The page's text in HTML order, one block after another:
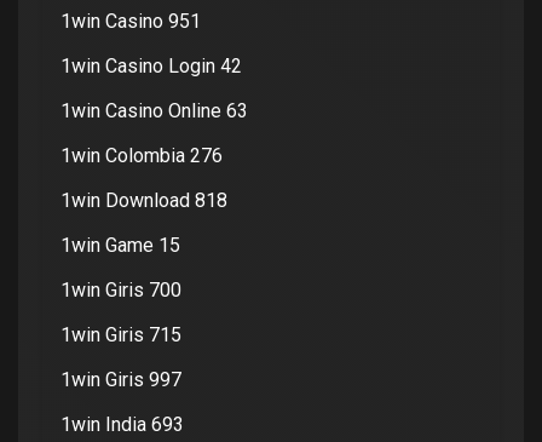
1win Casino 951
1win Casino Login 42
1win Casino Online 63
1win Colombia 276
1win Download 818
1win Game 15
1win Giris 700
1win Giris 715
1win Giris 997
1win India 693